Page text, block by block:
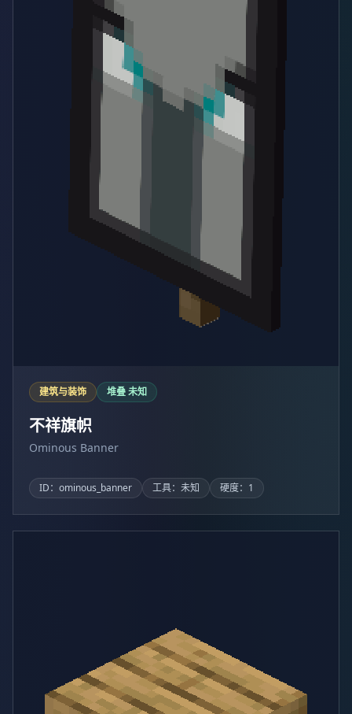
建筑与装饰 堆叠 未知
不祥旗帜
Ominous Banner
ID：ominous_banner 工具：未知 硬度：1